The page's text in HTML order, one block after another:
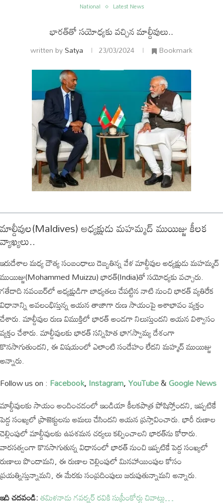
National Latest News
భారత్‌తో సయోధ్యకు వచ్చిన మాల్దీవులు..
written bySatya 23/03/2024 Bookmark
మాల్దీవుల(Maldives) అధ్యక్షుడు మహమ్మద్ ముయిజ్జు కీలక
వ్యాఖ్యలు..
ఇరుదేశాల మధ్య దౌత్య సంబంధాలు దెబ్బతిన్న వేళ మాల్దీవుల అధ్యక్షుడు మహమ్మద్
ముయిజ్జు(Mohammed Muizzu) భారత్‌(India)తో సయోధ్యకు వచ్చారు.
గతేడాది నవంబర్‌లో అధ్యక్షుడిగా బాధ్యతలు చేపట్టిన నాటి నుంచి భారత్ వ్యతిరేక
విధానాన్ని అవలంభిస్తున్న ఆయన తాజాగా రుణ సాయంపై ఆశాభావం వ్యక్తం
చేశారు. మాల్దీవుల రుణ విముక్తిలో భారత్ అండగా నిలుస్తుందని ఆయన విశ్వాసం
వ్యక్తం చేశారు. మాల్దీవులకు భారత్ సన్నిహిత భాగస్వామ్య దేశంగా
కొనసాగుతుందని, ఈ విషయంలో ఎలాంటి సందేహం లేదని మహ్మద్ ముయిజ్జు
అన్నారు.
Follow us on : Facebook,Instagram,YouTube&Google News
మాల్దీవులకు సాయం అందించడంలో ఇండియా కీలకపాత్ర పోషిస్తోందని, ఇప్పటికే
పెద్ద సంఖ్యలో ప్రాజెక్టులను అమలు చేసిందని ఆయన ప్రస్తావించారు. భారీ రుణాల
చెల్లింపులో మాల్దీవులకు ఉపశమన చర్యలు కల్పించాలని భారత్‌ను కోరారు.
వారసత్వంగా కొనసాగుతున్న విధానంలో భారత్ నుంచి ఇప్పటికే పెద్ద సంఖ్యలో
రుణాలు పొందామని, ఈ రుణాల చెల్లింపులో మినహాయింపుల కోసం
ప్రయత్నిస్తున్నామని, ఈ మేరకు సంప్రదింపులు జరుపుతున్నామని అన్నారు.
ఇది చదవండి:తమిళనాడు గవర్నర్ రవికి సుప్రీంకోర్టు చివాట్లు…
అంతర్జాతీయం